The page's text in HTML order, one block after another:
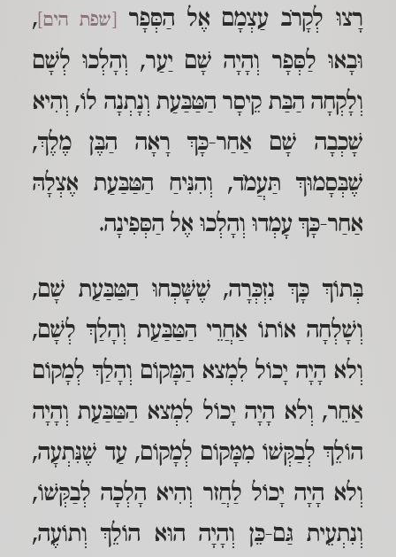
רָצוּ לְקָרֹב עַצְמָם אֶל הַסְּפָר
[שפת הים] ,
וּבָאוּ לַסְּפָר וְהָיָה שָׁם יַעַר, וְהָלְכוּ לְשָׁם
וְלָקְחָה הַבַּת קֵיסָר הַטַּבַּעַת וְנָתְנָה לוֹ, וְהִיא
שָׁכְבָה שָׁם אַחַר-כָּךְ רָאָה הַבֶּן מֶלֶךְ,
שֶׁבְּסָמוּךְ תַּעֲמֹד, וְהִנִּיחַ הַטַּבַּעַת אֶצְלָהּ
אַחַר-כָּךְ עָמְדוּ וְהָלְכוּ אֶל הַסְּפִינָה.
בְּתוֹךְ כָּךְ נִזְכְּרָה, שֶׁשָּׁכְחוּ הַטַּבַּעַת שָׁם,
וְשָׁלְחָה אוֹתוֹ אַחֲרֵי הַטַּבַּעַת וְהָלַךְ לְשָׁם,
וְלא הָיָה יָכוֹל לִמְצא הַמָּקוֹם וְהָלַךְ לְמָקוֹם
אַחֵר, וְלא הָיָה יָכוֹל לִמְצא הַטַּבַּעַת וְהָיָה
הוֹלֵךְ לְבַקְּשׁוֹ מִמָּקוֹם לְמָקוֹם, עַד שֶׁנִּתְעָה,
וְלא הָיָה יָכוֹל לַחֲזר וְהִיא הָלְכָה לְבַקְּשׁוֹ,
וְנִתְעֵית גַּם-כֵּן וְהָיָה הוּא הוֹלֵךְ וְתוֹעֶה,